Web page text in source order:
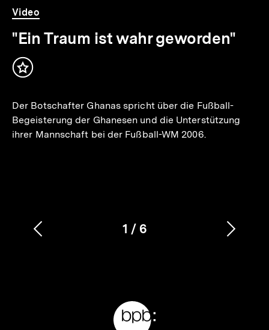
Video
Dauer
3
Min.
Video
"Ein Traum ist wahr geworden"
Inhalt
Der Botschafter Ghanas spricht über die Fußball-
Begeisterung der Ghanesen und die Unterstützung
ihrer Mannschaft bei der Fußball-WM 2006.
Karussellinhalt
1
von
/ 6
Vorherigen